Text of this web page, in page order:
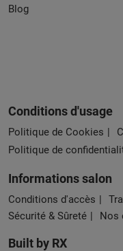
Blog
Conditions d'usage
Politique de Cookies
Politique de
Informations salon
Conditions d'accès
Sécurité & Sûreté
Nos
Built by RX